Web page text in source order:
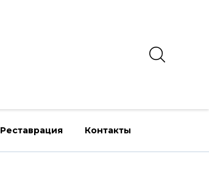
Реставрация Контакты